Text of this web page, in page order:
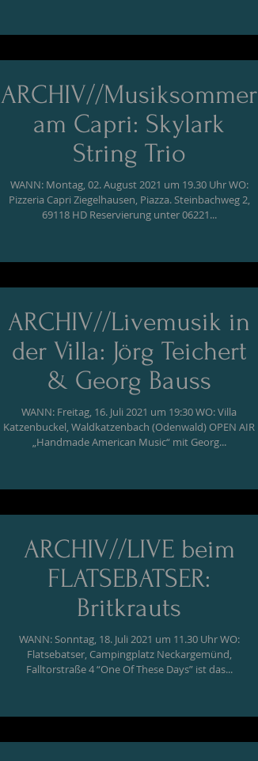
ARCHIV//Musiksommer
am Capri: Skylark
String Trio
WANN: Montag, 02. August 2021 um 19.30 Uhr WO:
Pizzeria Capri Ziegelhausen, Piazza. Steinbachweg 2,
69118 HD Reservierung unter 06221...
ARCHIV//Livemusik in
der Villa: Jörg Teichert
& Georg Bauss
WANN: Freitag, 16. Juli 2021 um 19:30 WO: Villa
Katzenbuckel, Waldkatzenbach (Odenwald) OPEN AIR
„Handmade American Music“ mit Georg...
ARCHIV//LIVE beim
FLATSEBATSER:
Britkrauts
WANN: Sonntag, 18. Juli 2021 um 11.30 Uhr WO:
Flatsebatser, Campingplatz Neckargemünd,
Falltorstraße 4 “One Of These Days” ist das...